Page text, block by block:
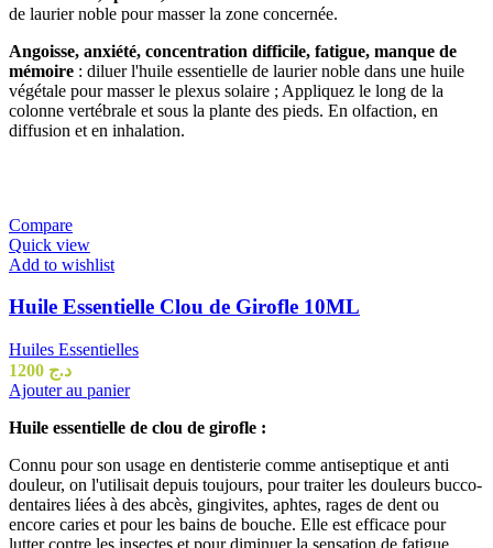
de laurier noble pour masser la zone concernée.
Angoisse, anxiété, concentration difficile, fatigue, manque de
mémoire : diluer l'huile essentielle de laurier noble dans une huile
végétale pour masser le plexus solaire ; Appliquez le long de la
colonne vertébrale et sous la plante des pieds. En olfaction, en
diffusion et en inhalation.
Compare
Quick view
Add to wishlist
Huile Essentielle Clou de Girofle 10ML
Huiles Essentielles
د.ج
Ajouter au panier
Huile essentielle de clou de girofle :
Connu pour son usage en dentisterie comme antiseptique et anti
douleur, on l'utilisait depuis toujours, pour traiter les douleurs bucco-
dentaires liées à des abcès, gingivites, aphtes, rages de dent ou
encore caries et pour les bains de bouche. Elle est efficace pour